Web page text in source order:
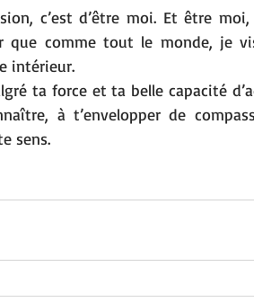
c’est d’être moi. Et être
que comme tout le monde, je
intérieur.
ta force et ta belle capacité
à t’envelopper de
sens.